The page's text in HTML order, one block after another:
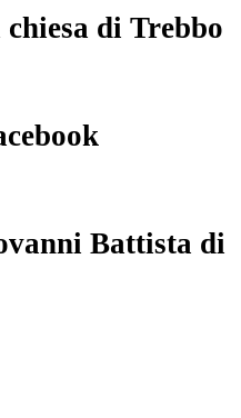
di Trebbo
Battista di